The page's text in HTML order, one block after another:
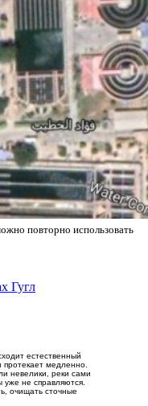
повторно использовать
Гугл
естественный
медленно.
невелики, реки сами
не справляются.
очищать сточные